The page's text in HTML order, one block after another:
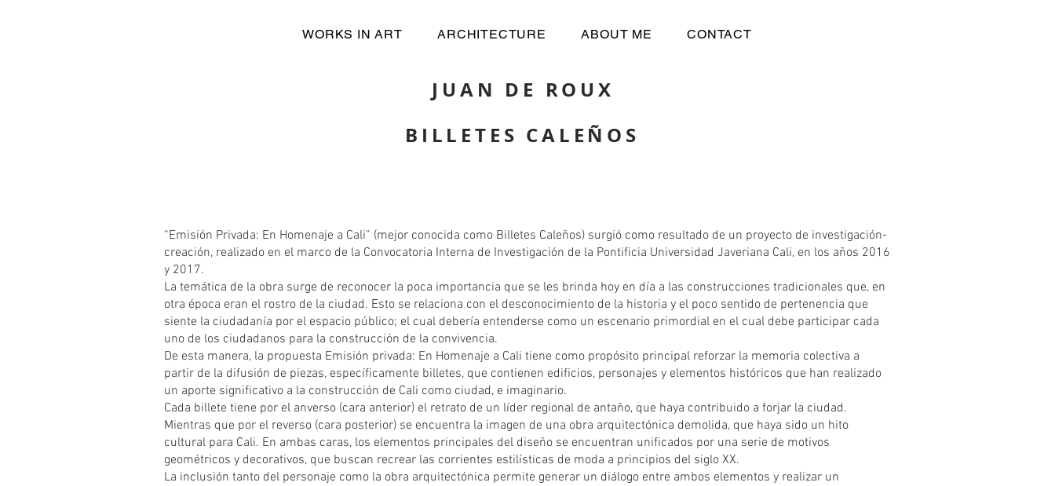
WORKS IN ART ARCHITECTURE ABOUT ME CONTACT
JUAN DE ROUX
BILLETES CALEÑOS
“Emisión Privada: En Homenaje a Cali” (mejor conocida como Billetes Caleños) surgió como resultado de un proyecto de investigación-
creación, realizado en el marco de la Convocatoria Interna de Investigación de la Pontificia Universidad Javeriana Cali, en los años 2016
y 2017.
La temática de la obra surge de reconocer la poca importancia que se les brinda hoy en día a las construcciones tradicionales que, en
otra época eran el rostro de la ciudad. Esto se relaciona con el desconocimiento de la historia y el poco sentido de pertenencia que
siente la ciudadanía por el espacio público; el cual debería entenderse como un escenario primordial en el cual debe participar cada
uno de los ciudadanos para la construcción de la convivencia.
De esta manera, la propuesta Emisión privada: En Homenaje a Cali tiene como propósito principal reforzar la memoria colectiva a
partir de la difusión de piezas, específicamente billetes, que contienen edificios, personajes y elementos históricos que han realizado
un aporte significativo a la construcción de Cali como ciudad, e imaginario.
Cada billete tiene por el anverso (cara anterior) el retrato de un líder regional de antaño, que haya contribuido a forjar la ciudad.
Mientras que por el reverso (cara posterior) se encuentra la imagen de una obra arquitectónica demolida, que haya sido un hito
cultural para Cali. En ambas caras, los elementos principales del diseño se encuentran unificados por una serie de motivos
geométricos y decorativos, que buscan recrear las corrientes estilísticas de moda a principios del siglo XX.
La inclusión tanto del personaje como la obra arquitectónica permite generar un diálogo entre ambos elementos y realizar un